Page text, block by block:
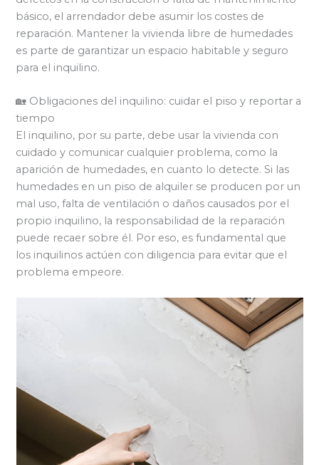
básico, el arrendador debe asumir los costes de
reparación. Mantener la vivienda libre de humedades
es parte de garantizar un espacio habitable y seguro
para el inquilino.
🏡 Obligaciones del inquilino: cuidar el piso y reportar a
tiempo
El inquilino, por su parte, debe usar la vivienda con
cuidado y comunicar cualquier problema, como la
aparición de humedades, en cuanto lo detecte. Si las
humedades en un piso de alquiler se producen por un
mal uso, falta de ventilación o daños causados por el
propio inquilino, la responsabilidad de la reparación
puede recaer sobre él. Por eso, es fundamental que
los inquilinos actúen con diligencia para evitar que el
problema empeore.